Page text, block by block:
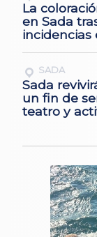
La
en Sada
incidencias
SADA
Sada
un fin de
teatro y